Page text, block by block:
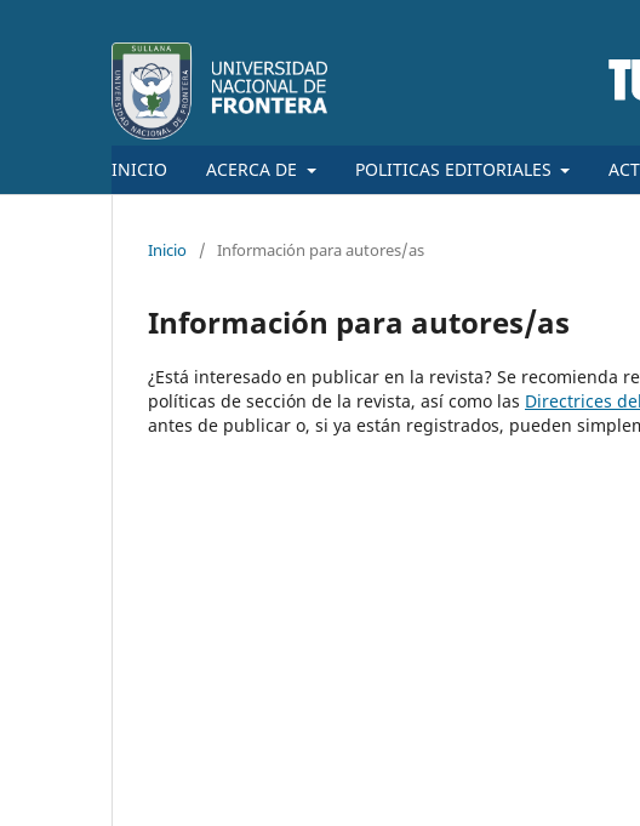
INICIO ACERCA DE POLITICAS EDITORIALES
Inicio / Información para autores/as
Información para autores/as
¿Está interesado en publicar en la revista? Se recomienda
políticas de sección de la revista, así como las Directrices
antes de publicar o, si ya están registrados, pueden